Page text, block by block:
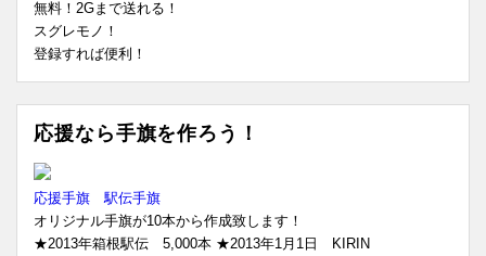
無料！2Gまで送れる！
スグレモノ！
登録すれば便利！
応援なら手旗を作ろう！
応援手旗 駅伝手旗
オリジナル手旗が10本から作成致します！
★2013年箱根駅伝 5,000本 ★2013年1月1日 KIRIN